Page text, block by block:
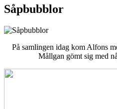
Såpbubblor
På samlingen idag kom Alfons
Mållgan gömt sig med